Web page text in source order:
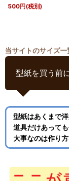
500円(税別)
当サイトのサイズ一
型紙を買う前
型紙はあくまで
道具だけあって
大事なのは作り